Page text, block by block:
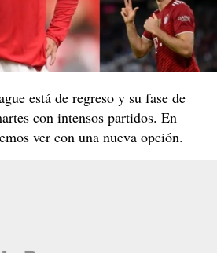
está de regreso y su fase de
con intensos partidos. En
ver con una nueva opción.